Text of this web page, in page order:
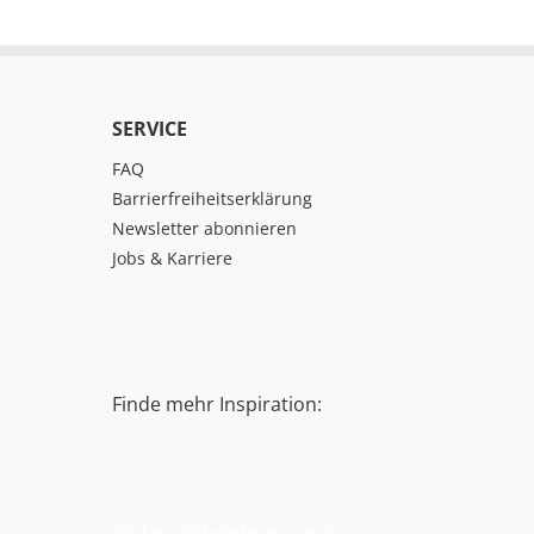
SERVICE
FAQ
Barrierfreiheitserklärung
Newsletter abonnieren
Jobs & Karriere
Finde mehr Inspiration: